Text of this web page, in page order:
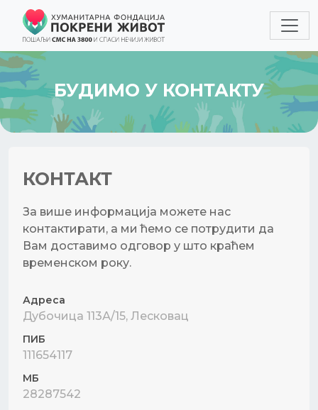
БУДИМО У КОНТАКТУ
КОНТАКТ
За више информација можете нас
контактирати, а ми ћемо се потрудити да
Вам доставимо одговор у што краћем
временском року.
Адреса
Дубочица 113А/15, Лесковац
ПИБ
111654117
МБ
28287542